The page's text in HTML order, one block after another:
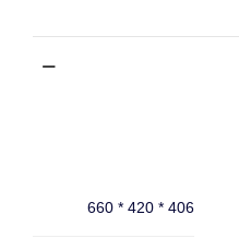
406 * 420 * 660